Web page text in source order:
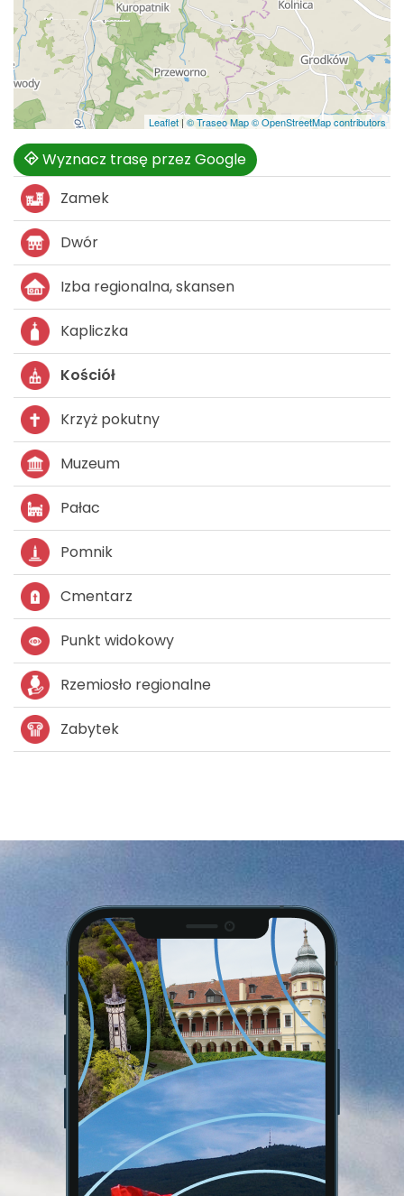
Leaflet|© Traseo Map© OpenStreetMap contributors
Wyznacz trasę przez Google
Zamek
Dwór
Izba regionalna, skansen
Kapliczka
Kościół
Krzyż pokutny
Muzeum
Pałac
Pomnik
Cmentarz
Punkt widokowy
Rzemiosło regionalne
Zabytek